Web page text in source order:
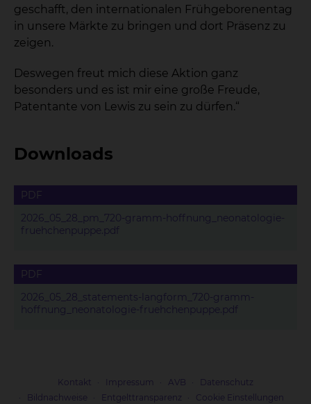
geschafft, den internationalen Frühgeborenentag
in unsere Märkte zu bringen und dort Präsenz zu
zeigen.
Deswegen freut mich diese Aktion ganz
besonders und es ist mir eine große Freude,
Patentante von Lewis zu sein zu dürfen.“
Downloads
PDF
2026_05_28_pm_720-gramm-hoffnung_neonatologie-
fruehchenpuppe.pdf
PDF
2026_05_28_statements-langform_720-gramm-
hoffnung_neonatologie-fruehchenpuppe.pdf
Kontakt Impressum AVB
Datenschutz
Bildnachweise
Entgelttransparenz Cookie Einstellungen